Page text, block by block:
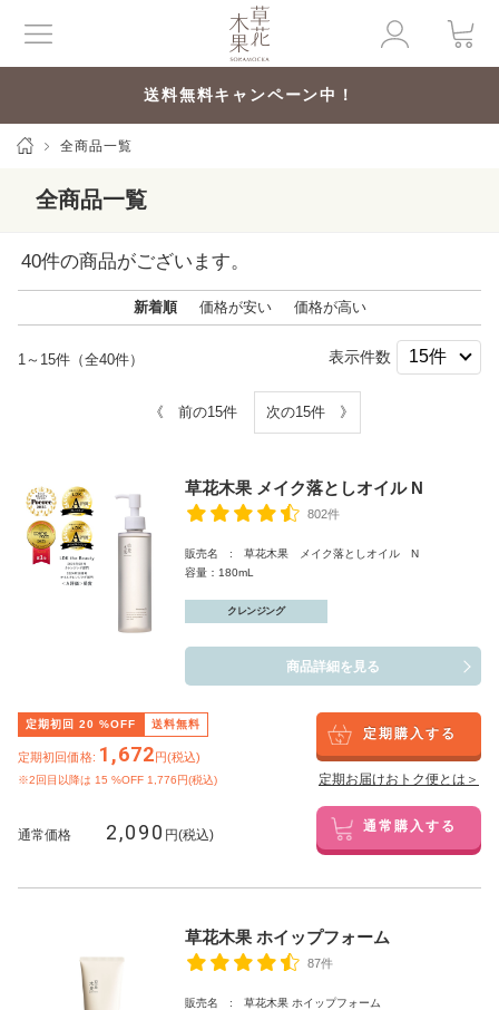
送料無料キャンペーン中！
全商品一覧
全商品一覧
40件の商品がございます。
新着順 価格が安い 価格が高い
1～15件（全40件） 表示件数
《 前の15件 次の15件 》
草花木果 メイク落としオイル N
802件
販売名 : 草花木果 メイク落としオイル N
容量：180mL
クレンジング
商品詳細を見る
定期初回 20 %OFF 送料無料
定期初回価格: 1,672円(税込)
※2回目以降は 15 %OFF 1,776円(税込)
定期購入する
定期お届けおトク便とは＞
通常価格 2,090 円(税込) 通常購入する
草花木果 ホイップフォーム
87件
販売名 : 草花木果 ホイップフォーム